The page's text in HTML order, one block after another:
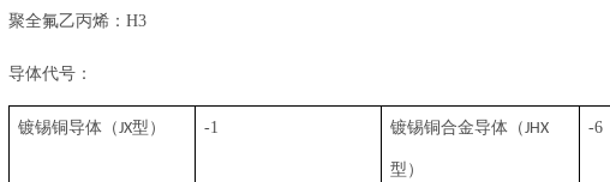
聚全氟乙丙烯： H3
导体代号：
镀锡铜导体（JX型） -1 镀锡铜合金导体（JHX
型）
-6